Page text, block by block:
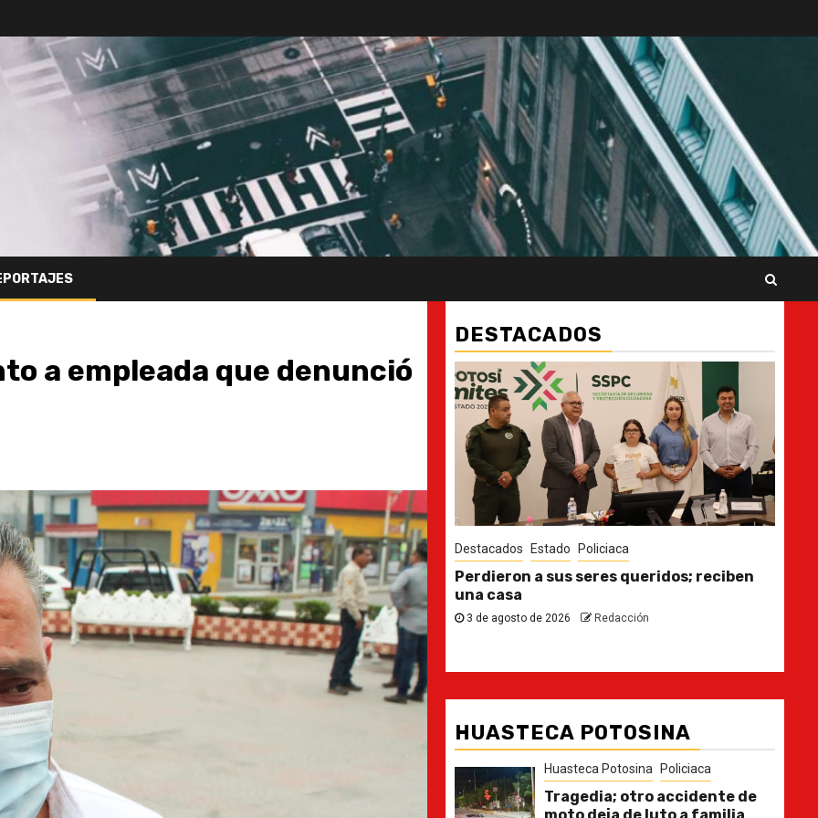
a empleada que denunció
DESTACADOS
impacto
Destacados Estado Policiaca
Perdieron a sus seres queridos; reciben
una casa
3 de agosto de 2026 Redacción
Destacados Estado
Ya casi, el quinto informe del Gobernador
30 de julio de 2026
HUASTECA POTOSINA
Huasteca Potosina Policiaca
Tragedia; otro accidente de